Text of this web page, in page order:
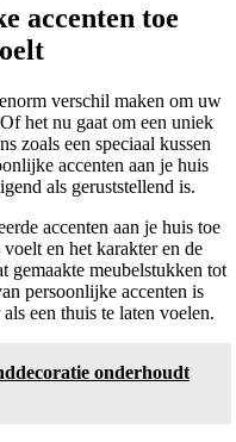
accenten toe
verschil maken om uw
het nu gaat om een uniek
zoals een speciaal kussen
accenten aan je huis
als geruststellend is.
accenten aan je huis toe
en het karakter en de
gemaakte meubelstukken tot
persoonlijke accenten is
een thuis te laten voelen.
onderhoudt